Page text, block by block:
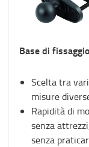
Interni
Inverno
Luci
Supporto
Fan Shop
Categoria
Base di fissaggio
Scelta tra
misure
Rapidità di
senza
senza